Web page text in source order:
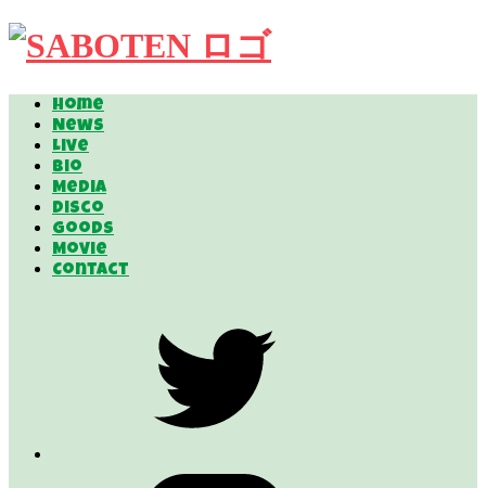
Home
News
Live
Bio
Media
Disco
Goods
Movie
Contact